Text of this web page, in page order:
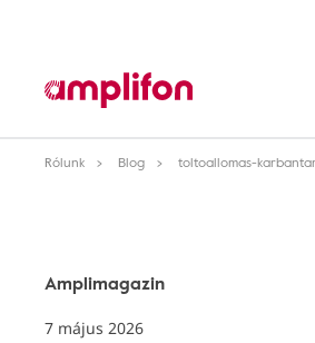
Rólunk Blog toltoallomas-
Amplimagazin
7 május 2026